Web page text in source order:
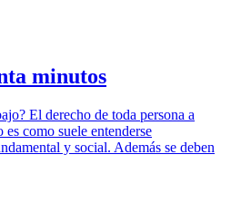
minutos
El derecho de toda persona a
es como suele entenderse
y social. Además se deben